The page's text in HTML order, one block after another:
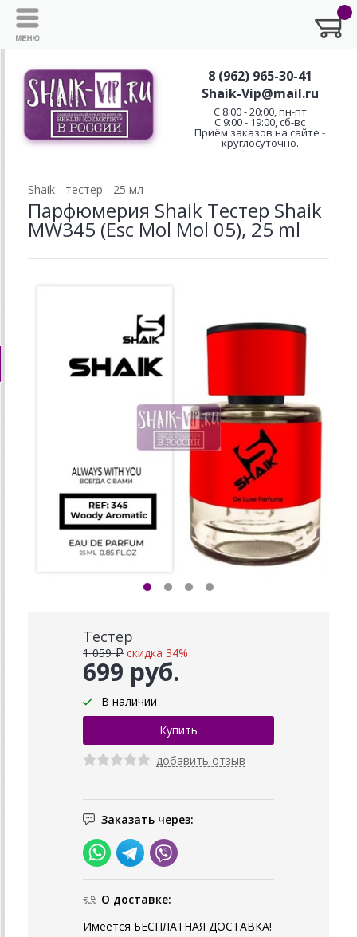
8 (962) 965-30-41
Shaik-Vip@mail.ru
C 8:00 - 20:00, пн-пт
С 9:00 - 19:00, сб-вс
Приём заказов на сайте -
круглосуточно.
Shaik - тестер - 25 мл
Парфюмерия Shaik Тестер Shaik
MW345 (Esc Mol Mol 05), 25 ml
Тестер
699 руб.
1 059 ₽ скидка 34%
В наличии
добавить отзыв
Заказать через:
О доставке:
Имеется БЕСПЛАТНАЯ ДОСТАВКА!